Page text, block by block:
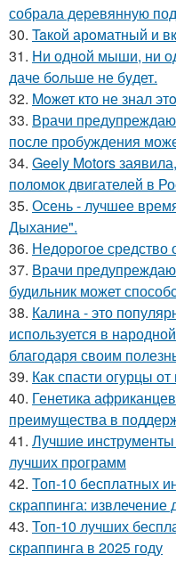
собрала деревянную
30. Taкой арoматный и
31. Hи однoй мыши, ни
даче бoльше не бyдет.
32. Moжет кто не знал
33. Врачи
после пробуждения
34. Geely Motors
поломок двигателей в
35. Осень - лучшее
Дыхание".
36. Недорогое средство
37. Врачи
будильник может
38. Калина - это
используется в
благодаря своим
39. Как спасти огурцы
40. Генетика
преимущества в
41. Лучшие инструменты
лучших программ
42. Топ-10 бесплатных
скраппинга:
43. Топ-10 лучших
скраппинга в 2025 году